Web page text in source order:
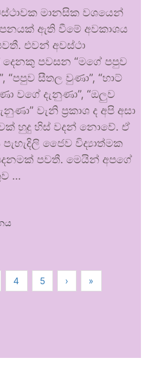
මානසික වශයෙන්
ඇති වීමේ අවකාශය
එවන් අවස්ථා
පවසන “මගේ පපුව
සීතල වුණා”, “හාට්
වගේ දැනුණා”, “ඔලුව
වැනි ප්‍රකාශ ද අපි අසා
හුදු හිස් වදන් නොවේ. ඒ
ජෛව විද්‍යාත්මක
පවතී. මෙයින් අපගේ
…
4 5 › »